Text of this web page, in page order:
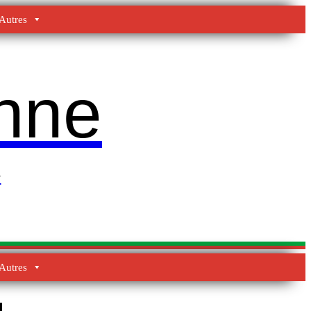
Autres
Autres